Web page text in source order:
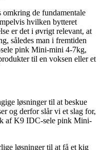
omkring de fundamentale
hvilken bytteret
er det i øvrigt relevant, at
således man i fremtiden
pink Mini-mini 4-7kg,
til en voksen eller et
løsninger til at beskue
og derfor slår vi et slag for,
af K9 IDC-sele pink Mini-
løsninger til at få et kig